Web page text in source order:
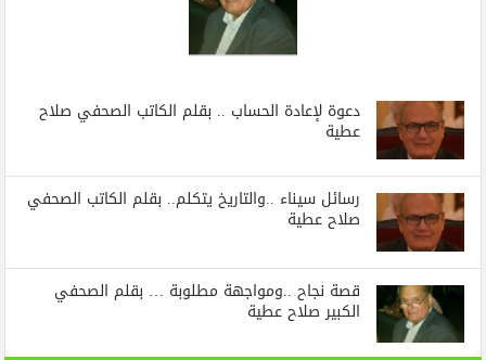
دعوة لإعادة الحساب .. بقلم الكاتب الصحفي صلاح
عطية
رسائل‭ ‬سيناء‭.. ‬والتاريخ‭ ‬يتكلم.. بقلم الكاتب الصحفي
صلاح عطية
قصة نجاح ..ومواجهة مطلوبة … بقلم الصحفي
الكبير صلاح عطية